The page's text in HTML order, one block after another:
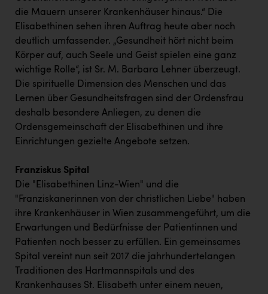
die Mauern unserer Krankenhäuser hinaus.“ Die
Elisabethinen sehen ihren Auftrag heute aber noch
deutlich umfassender. „Gesundheit hört nicht beim
Körper auf, auch Seele und Geist spielen eine ganz
wichtige Rolle“, ist Sr. M. Barbara Lehner überzeugt.
Die spirituelle Dimension des Menschen und das
Lernen über Gesundheitsfragen sind der Ordensfrau
deshalb besondere Anliegen, zu denen die
Ordensgemeinschaft der Elisabethinen und ihre
Einrichtungen gezielte Angebote setzen.
Franziskus Spital
Die "Elisabethinen Linz-Wien" und die
"Franziskanerinnen von der christlichen Liebe" haben
ihre Krankenhäuser in Wien zusammengeführt, um die
Erwartungen und Bedürfnisse der Patientinnen und
Patienten noch besser zu erfüllen. Ein gemeinsames
Spital vereint nun seit 2017 die jahrhundertelangen
Traditionen des Hartmannspitals und des
Krankenhauses St. Elisabeth unter einem neuen,